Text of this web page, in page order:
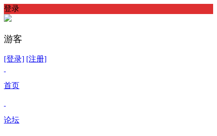
登录
游客
[登录] [注册]
首页
论坛